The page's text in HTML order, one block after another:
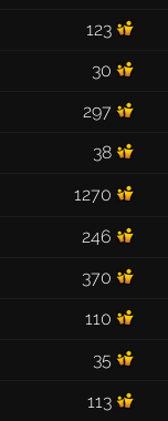
123
30
297
38
1270
246
370
110
35
113